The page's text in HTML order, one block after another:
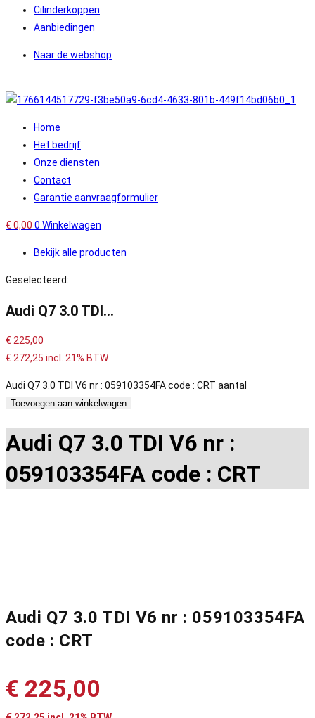
Cilinderkoppen
Aanbiedingen
Naar de webshop
Home
Het bedrijf
Onze diensten
Contact
Garantie aanvraagformulier
€ 0,00 0 Winkelwagen
Bekijk alle producten
Geselecteerd:
Audi Q7 3.0 TDI…
€ 225,00
€ 272,25 incl. 21% BTW
Audi Q7 3.0 TDI V6 nr : 059103354FA code : CRT aantal
Toevoegen aan winkelwagen
Audi Q7 3.0 TDI V6 nr :
059103354FA code : CRT
Audi Q7 3.0 TDI V6 nr : 059103354FA
code : CRT
€ 225,00